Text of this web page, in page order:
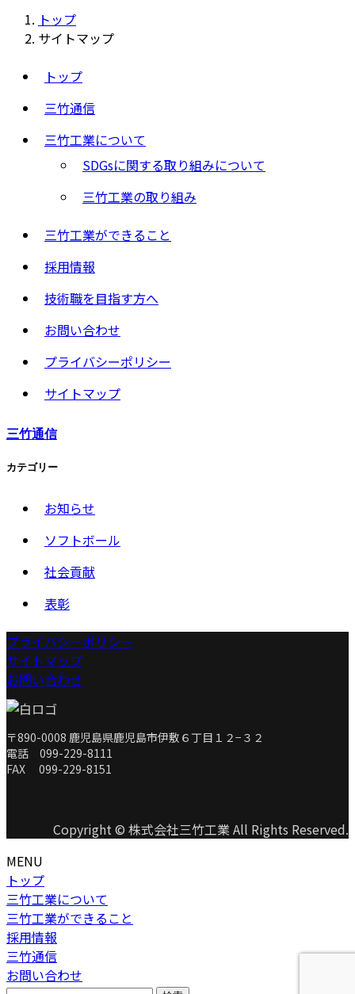
トップ
サイトマップ
トップ
三竹通信
三竹工業について
SDGsに関する取り組みについて
三竹工業の取り組み
三竹工業ができること
採用情報
技術職を目指す方へ
お問い合わせ
プライバシーポリシー
サイトマップ
三竹通信
カテゴリー
お知らせ
ソフトボール
社会貢献
表彰
プライバシーポリシー
サイトマップ
お問い合わせ
〒890-0008 鹿児島県鹿児島市伊敷６丁目１２−３２
電話 099-229-8111
FAX 099-229-8151
Copyright © 株式会社三竹工業 All Rights Reserved.
MENU
トップ
三竹工業について
三竹工業ができること
採用情報
三竹通信
お問い合わせ